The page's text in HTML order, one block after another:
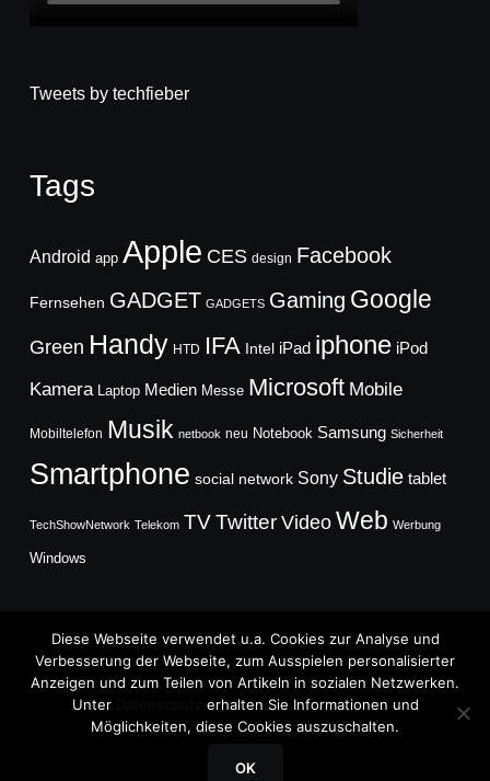
Tweets by techfieber
Tags
Android app Apple CES design Facebook
Fernsehen GADGET GADGETS Gaming Google
Green Handy HTD IFA Intel iPad iphone iPod
Kamera Laptop Medien Messe Microsoft Mobile
Mobiltelefon Musik netbook neu Notebook Samsung Sicherheit
Smartphone social network Sony Studie tablet
TechShowNetwork Telekom TVTwitter Video Web Werbung
Windows
Copyright © 2026
TechFieber Blog
Diese Webseite verwendet u.a. Cookies zur Analyse und
Verbesserung der Webseite, zum Ausspielen personalisierter
Anzeigen und zum Teilen von Artikeln in sozialen Netzwerken.
Unter
erhalten Sie Informationen und
Möglichkeiten, diese Cookies auszuschalten.
OK